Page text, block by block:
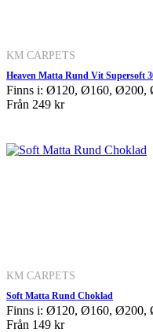
KM CARPETS
Heaven Matta Rund Vit Supersoft
Finns i: Ø120, Ø160, Ø200,
Från 249 kr
KM CARPETS
Soft Matta Rund Choklad
Finns i: Ø120, Ø160, Ø200,
Från 149 kr